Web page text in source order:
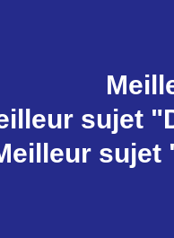
sujet
sujet